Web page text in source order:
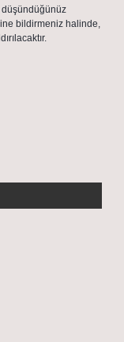
düşündüğünüz
bildirmeniz halinde,